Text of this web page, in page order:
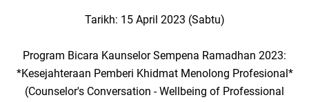
Tarikh: 15 April 2023 (Sabtu)
Program Bicara Kaunselor Sempena Ramadhan 2023:
*Kesejahteraan Pemberi Khidmat Menolong Profesional*
(Counselor's Conversation - Wellbeing of Professional